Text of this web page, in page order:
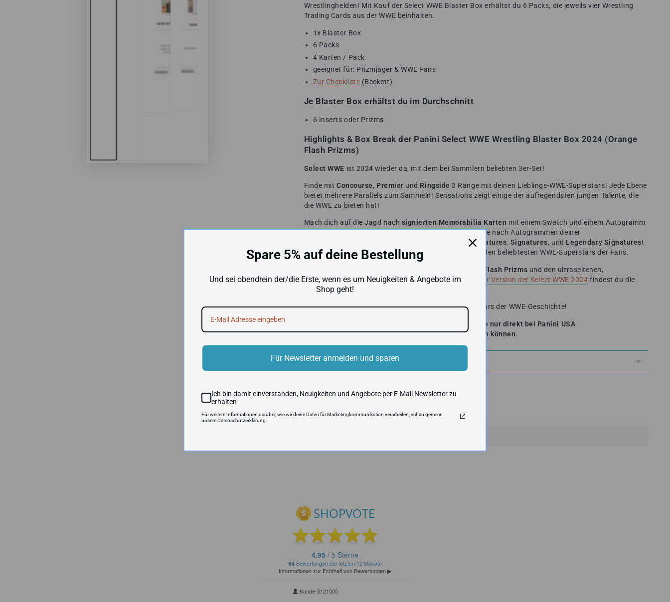
Wrestlinghelden! Mit Kauf der Select WWE Blaster Box erhältst du 6 Packs, die jeweils vier Wrestling
Trading Cards aus der WWE beinhalten.
1x Blaster Box
6 Packs
4 Karten / Pack
geeignet für: Prizmjäger & WWE Fans
Zur Checkliste (Beckett)
Je Blaster Box erhältst du im Durchschnitt
6 Inserts oder Prizms
Highlights & Box Break der Panini Select WWE Wrestling Blaster Box 2024 (Orange
Flash Prizms)
Select WWE ist 2024 wieder da, mit dem bei Sammlern beliebten 3er-Set!
Finde mit Concourse, Premier und Ringside 3 Ränge mit deinen Lieblings-WWE-Superstars! Jede Ebene
bietet mehrere Parallels zum Sammeln! Sensations zeigt einige der aufregendsten jungen Talente, die
die WWE zu bieten hat!
Mach dich auf die Jagd nach signierten Memorabilia Karten mit einem Swatch und einem Autogramm
von einigen der beliebtesten Superstars der WWE! Suche nach Autogrammen deiner
Ringside Action Signatures, Signatures, und Legendary Signatures!
Halte Ausschau nach dem Ultra Rare
mit den beliebtesten WWE-Superstars der Fans.
Blaster-exklusiven Orange Flash Prizms und den ultraseltenen,
retailexklusiven, Firestorm-Inserts! In derHobby Blaster Version der Select WWE 2024 findest du die
Green Flash Prizms.
Icons zeigt die beliebtesten und bekanntesten Superstars der WWE-Geschichte!
Dieses Produkt kann Redemption Cards enthalten, die nur direkt bei Panini USA
unter http://www.paniniamerica.net/ eingelöst werden können.
VERSANDKOSTEN UND LIEFERZEIT
Spare 5% auf deine Bestellung
Und sei obendrein der/die Erste, wenn es um Neuigkeiten & Angebote im
Shop geht!
Für Newsletter anmelden und sparen
Ich bin damit einverstanden, Neuigkeiten und Angebote per E-Mail Newsletter zu
erhalten
Für weitere Informationen darüber, wie wir deine Daten für Marketingkommunikation verarbeiten, schau gerne in
unsere Datenschutzerklärung.